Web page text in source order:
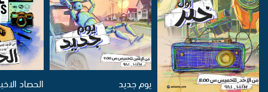
يوم جديد
الحصاد